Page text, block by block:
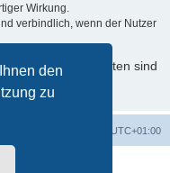
den
zu
Wirkung.
verbindlich, wenn der Nutzer
persönlichen Daten sind
UTC+01:00
© phpBB Limited